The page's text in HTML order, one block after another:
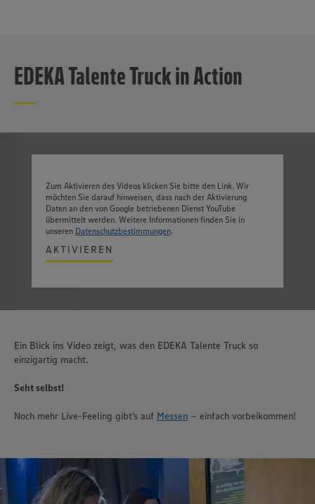
EDEKA Talente Truck in Action
Ein Blick ins Video zeigt, was den EDEKA Talente Truck so
einzigartig macht.
Seht selbst!
Noch mehr Live-Feeling gibt’s auf Messen – einfach vorbeikommen!
Zum Aktivieren des Videos klicken Sie bitte den Link. Wir
möchten Sie darauf hinweisen, dass nach der Aktivierung
Daten an den von Google betriebenen Dienst YouTube
übermittelt werden. Weitere Informationen finden Sie in
unseren Datenschutzbestimmungen.
AKTIVIEREN